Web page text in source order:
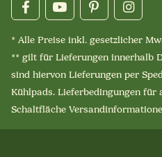
* Alle Preise inkl. gesetzlicher
** gilt für Lieferungen innerhalb
sind hiervon Lieferungen per
Kühlpads. Lieferbedingungen für
Schaltfläche